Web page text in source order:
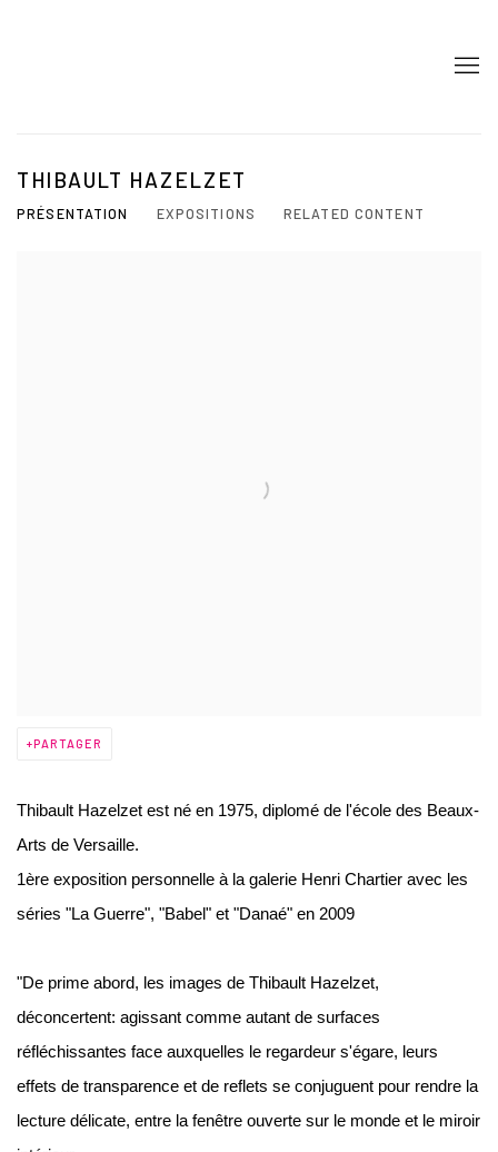
THIBAULT HAZELZET
PRÉSENTATION EXPOSITIONS RELATED CONTENT
PARTAGER
Thibault Hazelzet est né en 1975, diplomé de l'école des Beaux-
Arts de Versaille.
1ère exposition personnelle à la galerie Henri Chartier avec les
séries "La Guerre", "Babel" et "Danaé" en 2009
"De prime abord, les images de Thibault Hazelzet,
déconcertent: agissant comme autant de surfaces
réfléchissantes face auxquelles le regardeur s'égare, leurs
effets de transparence et de reflets se conjuguent pour rendre la
lecture délicate, entre la fenêtre ouverte sur le monde et le miroir